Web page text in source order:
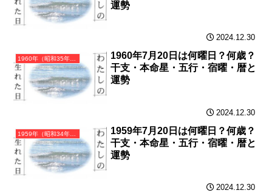
運勢
2024.12.30
1960年（昭和35年）庚子（かのえね）・子年（ねずみ年）カレンダー（月曜はじまり）
1960年7月20日は何曜日？何歳？
干支・本命星・五行・宿曜・暦と
運勢
2024.12.30
1959年（昭和34年）己亥（つちのとい）・亥年（いのしし年）カレンダー（月曜はじまり）
1959年7月20日は何曜日？何歳？
干支・本命星・五行・宿曜・暦と
運勢
2024.12.30